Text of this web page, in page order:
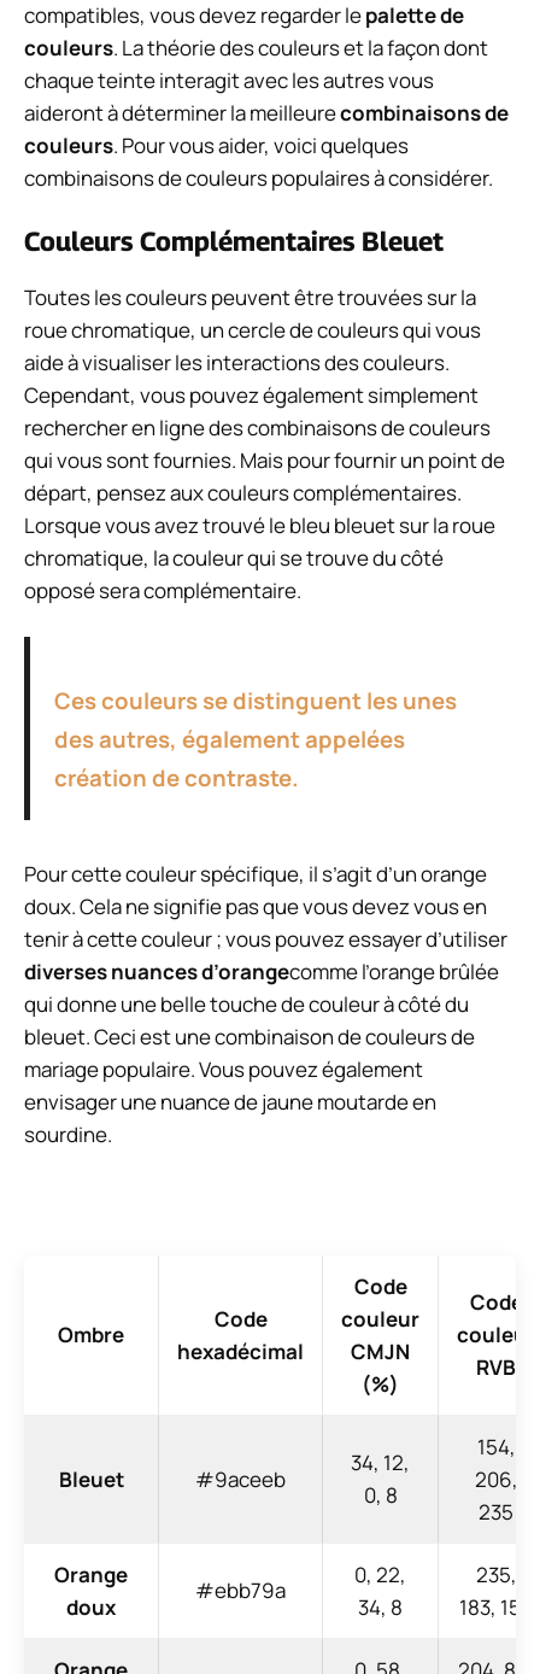
compatibles, vous devez regarder lepalette de
couleurs. La théorie des couleurs et la façon dont
chaque teinte interagit avec les autres vous
aideront à déterminer la meilleurecombinaisons de
couleurs. Pour vous aider, voici quelques
combinaisons de couleurs populaires à considérer.
Couleurs Complémentaires Bleuet
Toutes les couleurs peuvent être trouvées sur la
roue chromatique, un cercle de couleurs qui vous
aide à visualiser les interactions des couleurs.
Cependant, vous pouvez également simplement
rechercher en ligne des combinaisons de couleurs
qui vous sont fournies. Mais pour fournir un point de
départ, pensez aux couleurs complémentaires.
Lorsque vous avez trouvé le bleu bleuet sur la roue
chromatique, la couleur qui se trouve du côté
opposé sera complémentaire.
Ces couleurs se distinguent les unes
des autres, également appelées
création de contraste.
Pour cette couleur spécifique, il s’agit d’un orange
doux. Cela ne signifie pas que vous devez vous en
tenir à cette couleur ; vous pouvez essayer d’utiliser
diverses nuances d’orangecomme l’orange brûlée
qui donne une belle touche de couleur à côté du
bleuet. Ceci est une combinaison de couleurs de
mariage populaire. Vous pouvez également
envisager une nuance de jaune moutarde en
sourdine.
Ombre
Code
hexadécimal
Code
couleur
CMJN
(%)
Code
couleur
RVB
Bleuet #9aceeb
34, 12,
0, 8
154,
206,
235
Orange
doux
#ebb79a
0, 22,
34, 8
235,
183, 154